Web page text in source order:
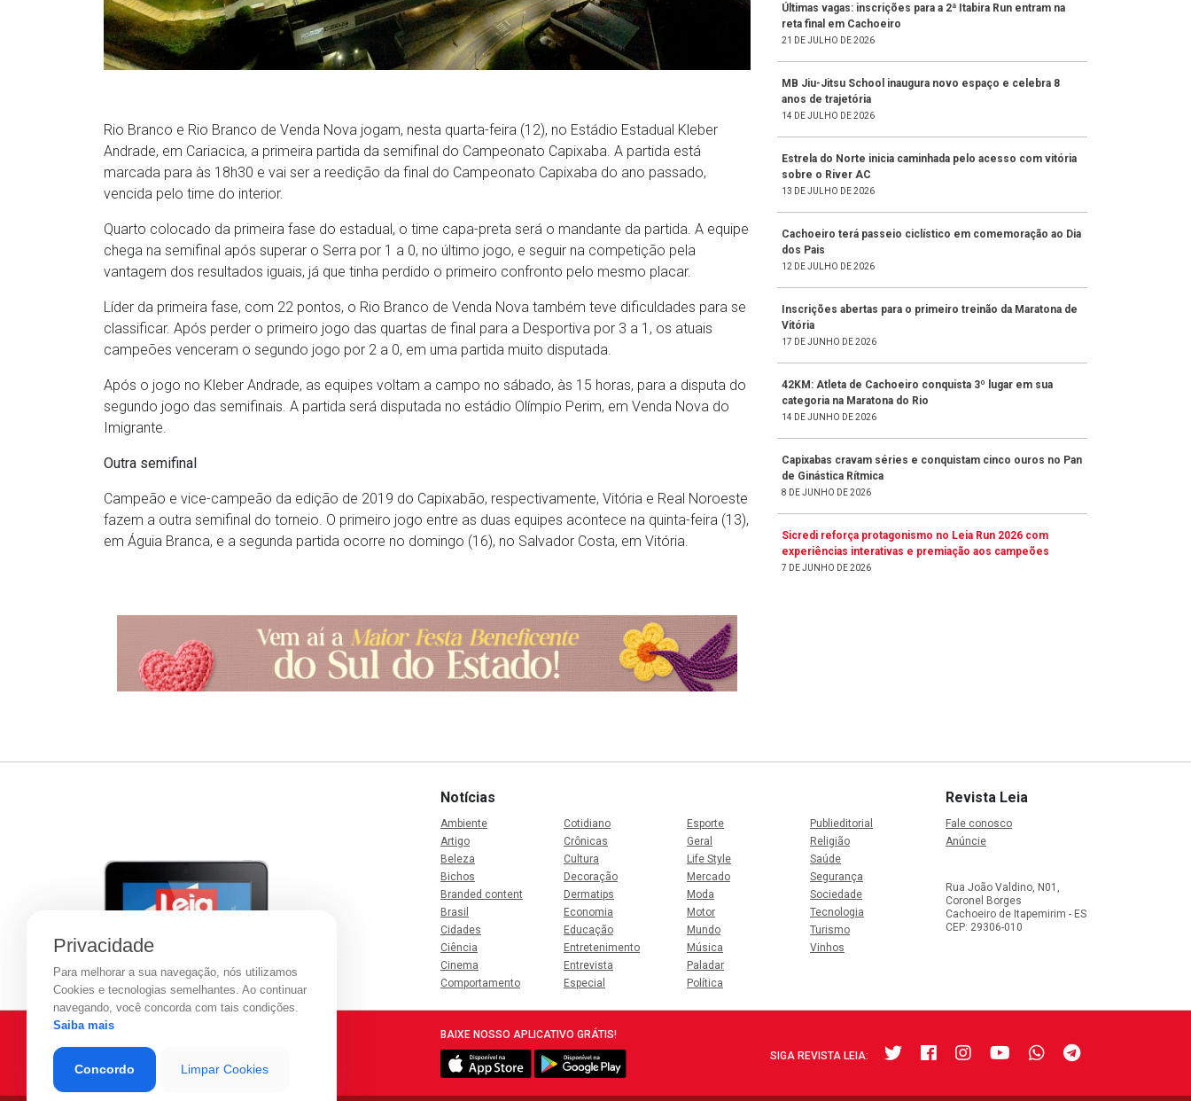
Rio Branco e Rio Branco de Venda Nova jogam, nesta quarta-feira (12), no Estádio Estadual Kleber
Andrade, em Cariacica, a primeira partida da semifinal do Campeonato Capixaba. A partida está
marcada para às 18h30 e vai ser a reedição da final do Campeonato Capixaba do ano passado,
vencida pelo time do interior.
Quarto colocado da primeira fase do estadual, o time capa-preta será o mandante da partida. A equipe
chega na semifinal após superar o Serra por 1 a 0, no último jogo, e seguir na competição pela
vantagem dos resultados iguais, já que tinha perdido o primeiro confronto pelo mesmo placar.
Líder da primeira fase, com 22 pontos, o Rio Branco de Venda Nova também teve dificuldades para se
classificar. Após perder o primeiro jogo das quartas de final para a Desportiva por 3 a 1, os atuais
campeões venceram o segundo jogo por 2 a 0, em uma partida muito disputada.
Após o jogo no Kleber Andrade, as equipes voltam a campo no sábado, às 15 horas, para a disputa do
segundo jogo das semifinais. A partida será disputada no estádio Olímpio Perim, em Venda Nova do
Imigrante.
Outra semifinal
Campeão e vice-campeão da edição de 2019 do Capixabão, respectivamente, Vitória e Real Noroeste
fazem a outra semifinal do torneio. O primeiro jogo entre as duas equipes acontece na quinta-feira (13),
em Águia Branca, e a segunda partida ocorre no domingo (16), no Salvador Costa, em Vitória.
Últimas vagas: inscrições para a 2ª Itabira Run entram na
reta final em Cachoeiro
21 DE JULHO DE 2026
MB Jiu-Jitsu School inaugura novo espaço e celebra 8
anos de trajetória
14 DE JULHO DE 2026
Estrela do Norte inicia caminhada pelo acesso com vitória
sobre o River AC
13 DE JULHO DE 2026
Cachoeiro terá passeio ciclístico em comemoração ao Dia
dos Pais
12 DE JULHO DE 2026
Inscrições abertas para o primeiro treinão da Maratona de
Vitória
17 DE JUNHO DE 2026
42KM: Atleta de Cachoeiro conquista 3º lugar em sua
categoria na Maratona do Rio
14 DE JUNHO DE 2026
Capixabas cravam séries e conquistam cinco ouros no Pan
de Ginástica Rítmica
8 DE JUNHO DE 2026
Sicredi reforça protagonismo no Leia Run 2026 com
experiências interativas e premiação aos campeões
7 DE JUNHO DE 2026
Notícias
Ambiente
Artigo
Beleza
Bichos
Branded content
Brasil
Cidades
Ciência
Cinema
Comportamento
Cotidiano
Crônicas
Cultura
Decoração
Dermatips
Economia
Educação
Entretenimento
Entrevista
Especial
Esporte
Geral
Life Style
Mercado
Moda
Motor
Mundo
Música
Paladar
Política
Publieditorial
Religião
Saúde
Segurança
Sociedade
Tecnologia
Turismo
Vinhos
Revista Leia
Fale conosco
Anúncie
Rua João Valdino, N01,
Coronel Borges
Cachoeiro de Itapemirim - ES
CEP: 29306-010
BAIXE NOSSO APLICATIVO GRÁTIS!
SIGA REVISTA LEIA:
Privacidade
Para melhorar a sua navegação, nós utilizamos
Cookies e tecnologias semelhantes. Ao continuar
navegando, você concorda com tais condições.
Saiba mais
Concordo Limpar Cookies